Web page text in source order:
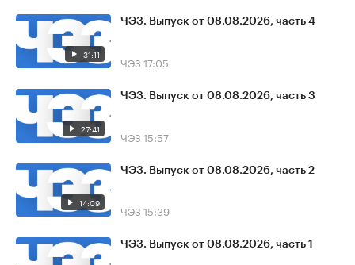
31:11
ЧЭЗ. Выпуск от 08.08.2026, часть 4
ЧЭЗ 17:05
27:41
ЧЭЗ. Выпуск от 08.08.2026, часть 3
ЧЭЗ 15:57
14:09
ЧЭЗ. Выпуск от 08.08.2026, часть 2
ЧЭЗ 15:39
ЧЭЗ. Выпуск от 08.08.2026, часть 1